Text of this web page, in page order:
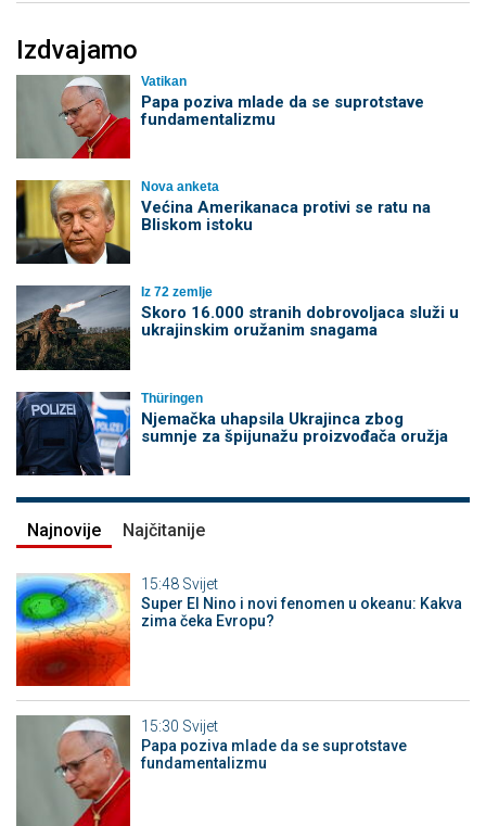
Izdvajamo
Vatikan
Papa poziva mlade da se suprotstave
fundamentalizmu
Nova anketa
Većina Amerikanaca protivi se ratu na
Bliskom istoku
Iz 72 zemlje
Skoro 16.000 stranih dobrovoljaca služi u
ukrajinskim oružanim snagama
Thüringen
Njemačka uhapsila Ukrajinca zbog
sumnje za špijunažu proizvođača oružja
Najnovije Najčitanije
15:48 Svijet
Super El Nino i novi fenomen u okeanu: Kakva
zima čeka Evropu?
15:30 Svijet
Papa poziva mlade da se suprotstave
fundamentalizmu